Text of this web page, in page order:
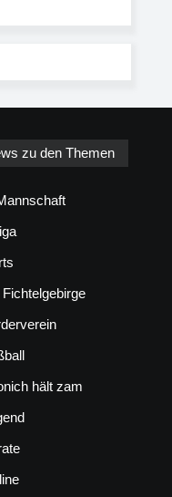
zu den Themen
Fichtelgebirge
hält zam